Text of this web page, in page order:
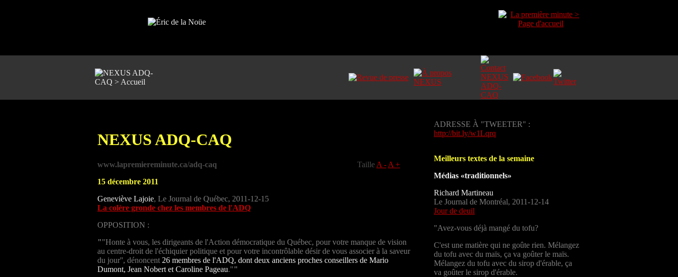
NEXUS ADQ-CAQ
www.lapremiereminute.ca/adq-caq Taille A - A +
15 décembre 2011
Geneviève Lajoie, Le Journal de Québec, 2011-12-15
La colère gronde chez les membres de l'ADQ
OPPOSITION :
""Honte à vous, les dirigeants de l'Action démocratique du Québec, pour votre manque de vision
au centre-droit de l'échiquier politique et pour votre incontrôlable désir de vous associer à la saveur
du jour'', dénoncent 26 membres de l'ADQ, dont deux anciens proches conseillers de Mario
Dumont, Jean Nobert et Caroline Pageau.""
ADRESSE À "TWEETER" :
http://bit.ly/w1Lqrq
Meilleurs textes de la semaine
Médias «traditionnels»
Richard Martineau
Le Journal de Montréal, 2011-12-14
Jour de deuil
"Avez-vous déjà mangé du tofu?
C'est une matière qui ne goûte rien. Mélangez
du tofu avec du maïs, ça va goûter le maïs.
Mélangez du tofu avec du sirop d'érable, ça
va goûter le sirop d'érable.